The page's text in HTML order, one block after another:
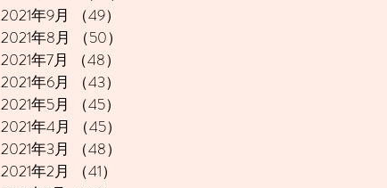
2021年9月
（49）
2021年8月
（50）
2021年7月
（48）
2021年6月
（43）
2021年5月
（45）
2021年4月
（45）
2021年3月
（48）
2021年2月
（41）